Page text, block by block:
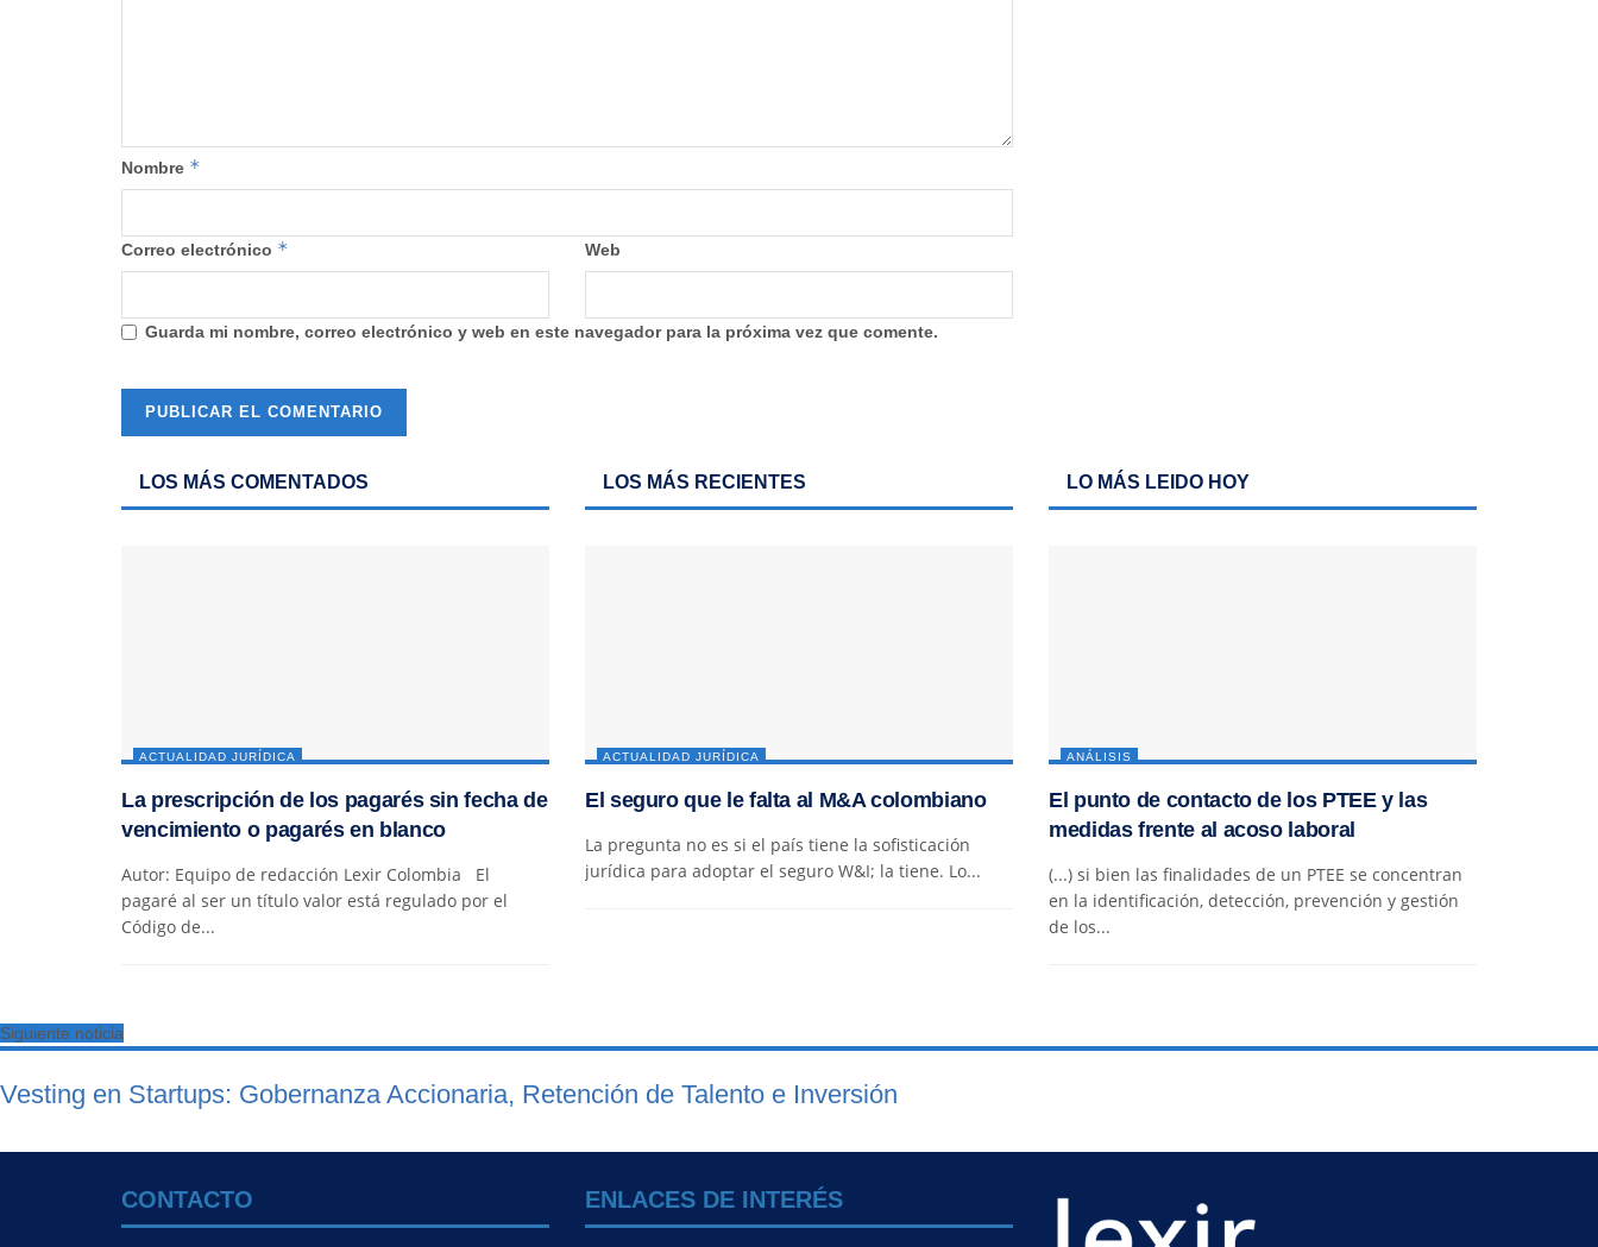
Nombre *
Correo electrónico * Web
Guarda mi nombre, correo electrónico y web en este navegador para la próxima vez que comente.
LOS MÁS COMENTADOS
ACTUALIDAD JURÍDICA
La prescripción de los pagarés sin fecha de
vencimiento o pagarés en blanco
Autor: Equipo de redacción Lexir Colombia El
pagaré al ser un título valor está regulado por el
Código de...
LOS MÁS RECIENTES
ACTUALIDAD JURÍDICA
El seguro que le falta al M&A colombiano
La pregunta no es si el país tiene la sofisticación
jurídica para adoptar el seguro W&I; la tiene. Lo...
LO MÁS LEIDO HOY
ANÁLISIS
El punto de contacto de los PTEE y las
medidas frente al acoso laboral
(...) si bien las finalidades de un PTEE se concentran
en la identificación, detección, prevención y gestión
de los...
Siguiente noticia
Vesting en Startups: Gobernanza Accionaria, Retención de Talento e Inversión
CONTACTO ENLACES DE INTERÉS